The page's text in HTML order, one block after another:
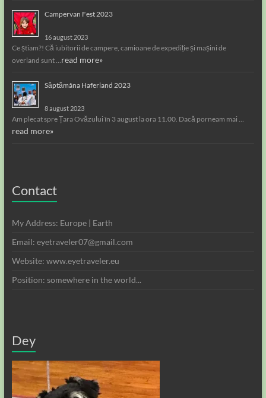
Campervan Fest 2023
16 august 2023
Ce știam?! Că iubitorii de campere, camioane de expediție și mașini de
overland sunt …read more»
Săptămâna Haferland 2023
8 august 2023
Am plecat spre Țara Ovăzului în 3 august la ora 11.00. Dacă porneam mai …
read more»
Contact
My Address: Europe | Earth
Email: eyetraveler07@gmail.com
Website: www.eyetraveler.eu
Position: somewhere in the world...
Dey